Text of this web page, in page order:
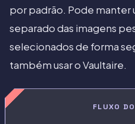
por padrão. Pode
separado das imagens
selecionados de forma
também usar o Vaultaire.
FLUXO